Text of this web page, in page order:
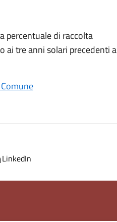
percentuale di raccolta
ai tre anni solari precedenti a
LinkedIn